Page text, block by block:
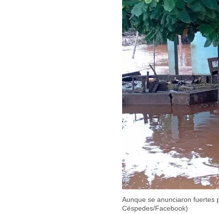
Aunque se anunciaron fuertes
Céspedes/Facebook)